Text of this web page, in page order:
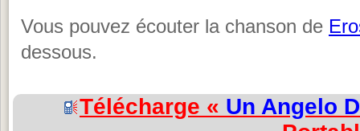
Vous pouvez écouter la chanson de
dessous.
Télécharge « Un Angelo